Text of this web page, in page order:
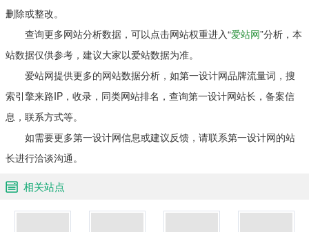
删除或整改。
查询更多网站分析数据，可以点击网站权重进入“爱站网”分析，本
站数据仅供参考，建议大家以爱站数据为准。
爱站网提供更多的网站数据分析，如第一设计网品牌流量词，搜
索引擎来路IP，收录，同类网站排名，查询第一设计网站长，备案信
息，联系方式等。
如需要更多第一设计网信息或建议反馈，请联系第一设计网的站
长进行洽谈沟通。
相关站点